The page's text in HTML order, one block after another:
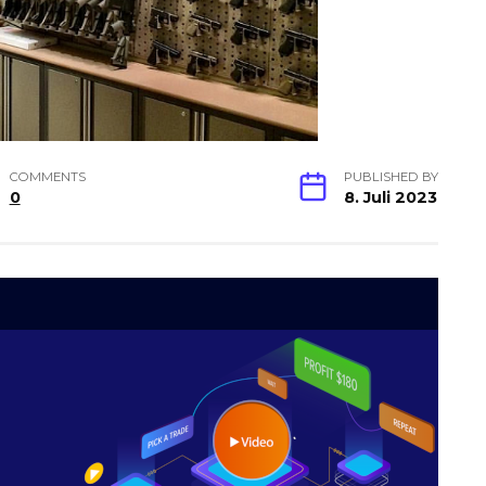
COMMENTS
0
PUBLISHED BY
8. Juli 2023